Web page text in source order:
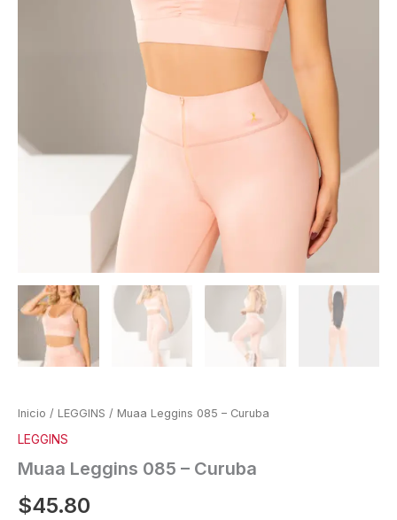
Inicio / LEGGINS / Muaa Leggins 085 – Curuba
LEGGINS
Muaa Leggins 085 – Curuba
$45.80